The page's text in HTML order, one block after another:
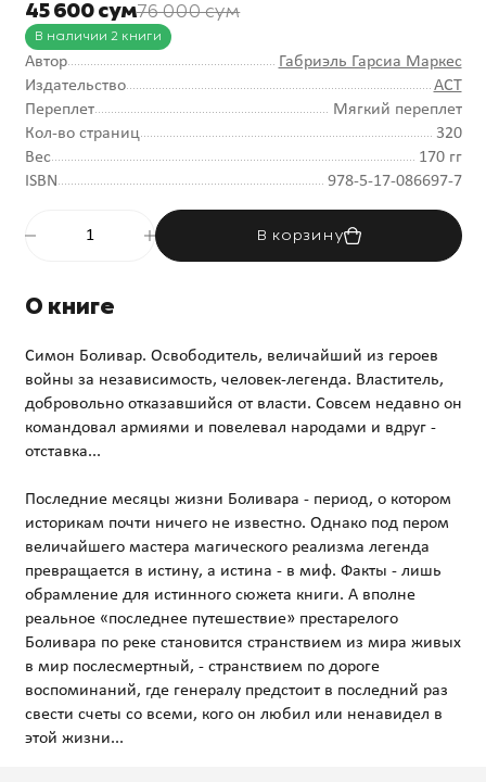
45 600 сум76 000 сум
В наличии 2 книги
Автор
Габриэль Гарсиа Маркес
Издательство
АСТ
Переплет
Мягкий переплет
Кол-во страниц
320
Вес
170 гг
ISBN
978-5-17-086697-7
В корзину
О книге
Симон Боливар. Освободитель, величайший из героев
войны за независимость, человек-легенда. Властитель,
добровольно отказавшийся от власти. Совсем недавно он
командовал армиями и повелевал народами и вдруг -
отставка...
Последние месяцы жизни Боливара - период, о котором
историкам почти ничего не известно. Однако под пером
величайшего мастера магического реализма легенда
превращается в истину, а истина - в миф. Факты - лишь
обрамление для истинного сюжета книги. А вполне
реальное «последнее путешествие» престарелого
Боливара по реке становится странствием из мира живых
в мир послесмертный, - странствием по дороге
воспоминаний, где генералу предстоит в последний раз
свести счеты со всеми, кого он любил или ненавидел в